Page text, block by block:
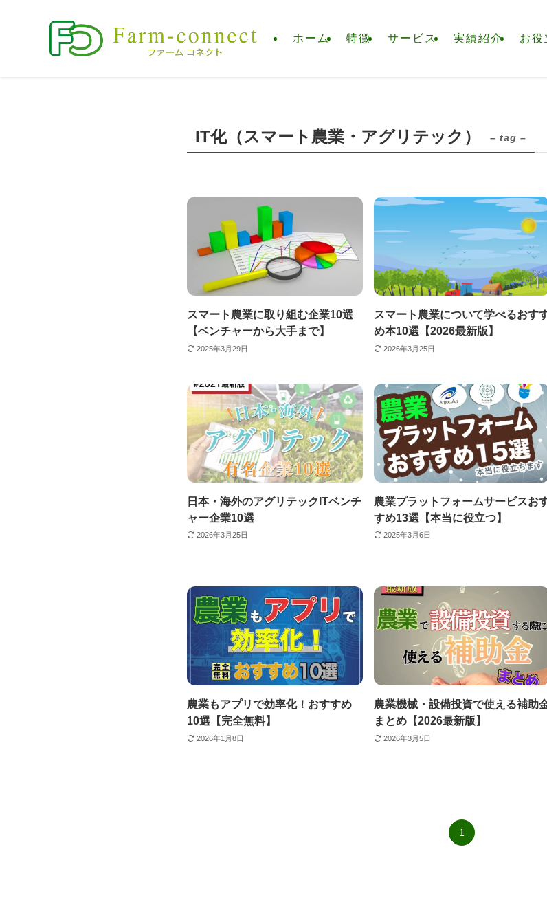
ホーム 特徴 サービス 実績紹介 お
IT化（スマート農業・アグリテック） – tag –
スマート農業に取り組む企業10選
【ベンチャーから大手まで】
2025年3月29日
スマート農業について学べるおす
め本10選【2026最新版】
2026年3月25日
日本・海外のアグリテックITベンチ
ャー企業10選
2026年3月25日
農業プラットフォームサービスお
すめ13選【本当に役立つ】
2025年3月6日
農業もアプリで効率化！おすすめ
10選【完全無料】
2026年1月8日
農業機械・設備投資で使える補助
まとめ【2026最新版】
2026年3月5日
1